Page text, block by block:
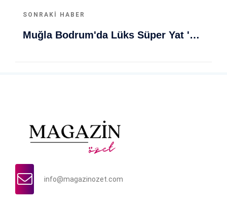
SONRAKI HABER
Muğla Bodrum'da Lüks Süper Yat 'Golden Odyssey' Demirledi
info@magazinozet.com